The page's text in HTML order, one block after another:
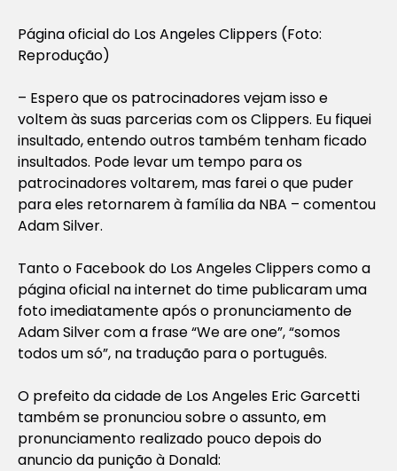
Página oficial do Los Angeles Clippers (Foto:
Reprodução)
– Espero que os patrocinadores vejam isso e
voltem às suas parcerias com os Clippers. Eu fiquei
insultado, entendo outros também tenham ficado
insultados. Pode levar um tempo para os
patrocinadores voltarem, mas farei o que puder
para eles retornarem à família da NBA – comentou
Adam Silver.
Tanto o Facebook do Los Angeles Clippers como a
página oficial na internet do time publicaram uma
foto imediatamente após o pronunciamento de
Adam Silver com a frase “We are one”, “somos
todos um só”, na tradução para o português.
O prefeito da cidade de Los Angeles Eric Garcetti
também se pronunciou sobre o assunto, em
pronunciamento realizado pouco depois do
anuncio da punição à Donald: